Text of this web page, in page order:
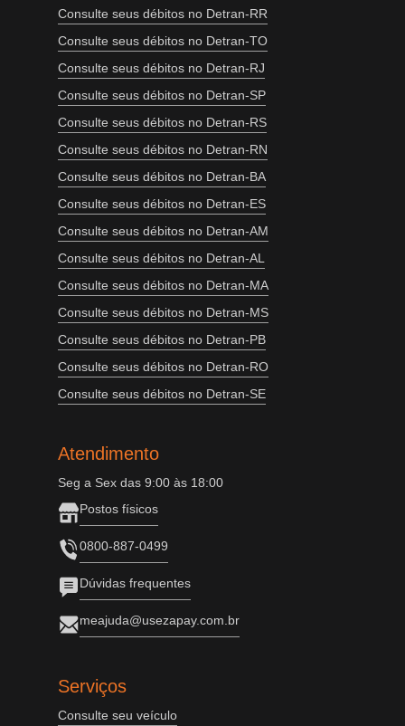
Consulte seus débitos no Detran-RR
Consulte seus débitos no Detran-TO
Consulte seus débitos no Detran-RJ
Consulte seus débitos no Detran-SP
Consulte seus débitos no Detran-RS
Consulte seus débitos no Detran-RN
Consulte seus débitos no Detran-BA
Consulte seus débitos no Detran-ES
Consulte seus débitos no Detran-AM
Consulte seus débitos no Detran-AL
Consulte seus débitos no Detran-MA
Consulte seus débitos no Detran-MS
Consulte seus débitos no Detran-PB
Consulte seus débitos no Detran-RO
Consulte seus débitos no Detran-SE
Atendimento
Seg a Sex das 9:00 às 18:00
Postos físicos
0800-887-0499
Dúvidas frequentes
meajuda@usezapay.com.br
Serviços
Consulte seu veículo